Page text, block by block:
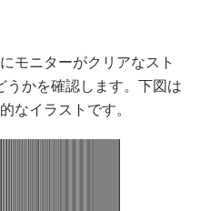
モニターがクリアなスト
うかを確認します。下図は
なイラストです。